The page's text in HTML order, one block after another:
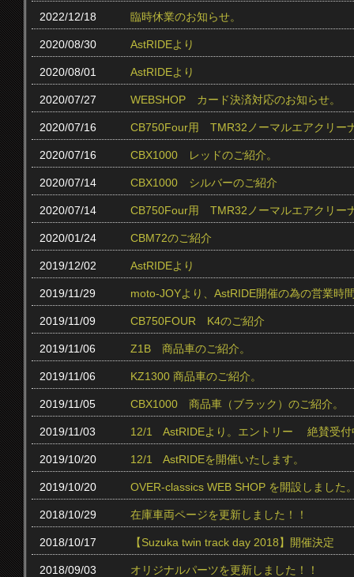
2022/12/18 臨時休業のお知らせ。
2020/08/30 AstRIDEより
2020/08/01 AstRIDEより
2020/07/27 WEBSHOP カード決済対応のお知らせ。
2020/07/16 CB750Four用 TMR32ノーマルエアクリー
2020/07/16 CBX1000 レッドのご紹介。
2020/07/14 CBX1000 シルバーのご紹介
2020/07/14 CB750Four用 TMR32ノーマルエアクリー
2020/01/24 CBM72のご紹介
2019/12/02 AstRIDEより
2019/11/29 moto-JOYより、AstRIDE開催の為の営業時
2019/11/09 CB750FOUR K4のご紹介
2019/11/06 Z1B 商品車のご紹介。
2019/11/06 KZ1300 商品車のご紹介。
2019/11/05 CBX1000 商品車（ブラック）のご紹介。
2019/11/03 12/1 AstRIDEより。エントリー 絶賛受付
2019/10/20 12/1 AstRIDEを開催いたします。
2019/10/20 OVER-classics WEB SHOP を開設しました
2018/10/29 在庫車両ページを更新しました！！
2018/10/17 【Suzuka twin track day 2018】開催決定
2018/09/03 オリジナルパーツを更新しました！！